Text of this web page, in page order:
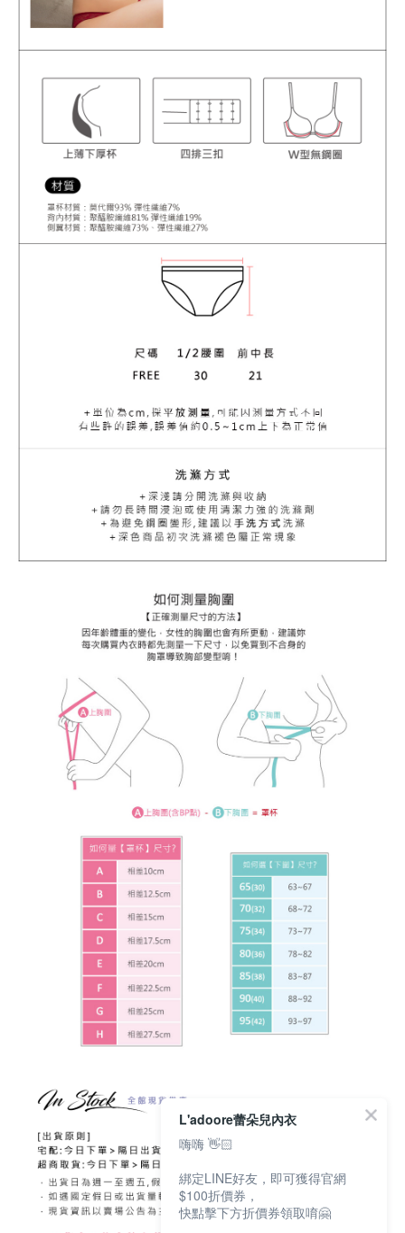
L'adoore蕾朵兒內衣
嗨嗨 👋🏻
綁定LINE好友，即可獲得官網
$100折價券，
快點擊下方折價券領取唷🤗